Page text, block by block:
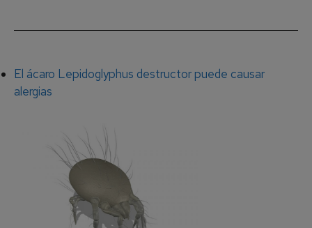
El ácaro Lepidoglyphus destructor puede causar
alergias